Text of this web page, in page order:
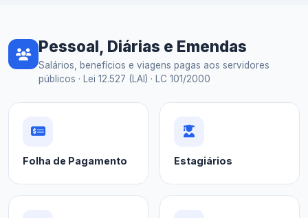
Pessoal, Diárias e Emendas
Salários, benefícios e viagens pagas aos servidores
públicos · Lei 12.527 (LAI) · LC 101/2000
Folha de Pagamento Estagiários